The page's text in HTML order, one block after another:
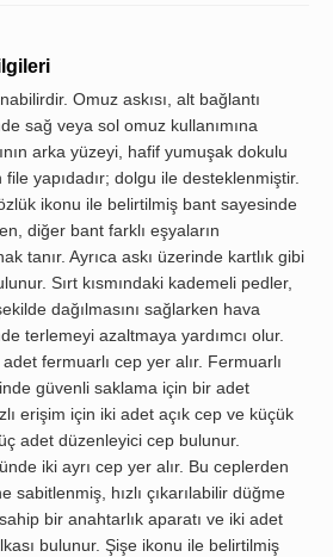
Omuz askısı, alt bağlantı
sağ veya sol omuz kullanımına
arka yüzeyi, hafif yumuşak dokulu
yapıdadır; dolgu ile desteklenmiştir.
ikonu ile belirtilmiş bant sayesinde
diğer bant farklı eşyaların
tanır. Ayrıca askı üzerinde kartlık gibi
Sırt kısmındaki kademeli pedler,
dağılmasını sağlarken hava
terlemeyi azaltmaya yardımcı olur.
adet fermuarlı cep yer alır. Fermuarlı
güvenli saklama için bir adet
erişim için iki adet açık cep ve küçük
adet düzenleyici cep bulunur.
iki ayrı cep yer alır. Bu ceplerden
sabitlenmiş, hızlı çıkarılabilir düğme
bir anahtarlık aparatı ve iki adet
bulunur. Şişe ikonu ile belirtilmiş